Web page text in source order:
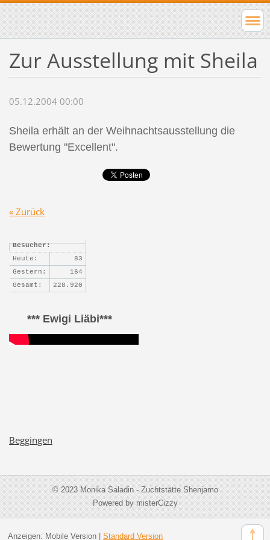
Zur Ausstellung mit Sheila
05.12.2004 00:00
Sheila erhält an der Weihnachtsausstellung die
Bewertung "Excellent".
« Zurück
Besucher:
Heute:
83
Gestern:
164
Gesamt:
228.920
*** Ewigi Liäbi***
Beggingen
© 2023 Monika Saladin - Zuchtstätte Shenjamo
Powered by misterCizzy
Anzeigen: Mobile Version| Standard Version